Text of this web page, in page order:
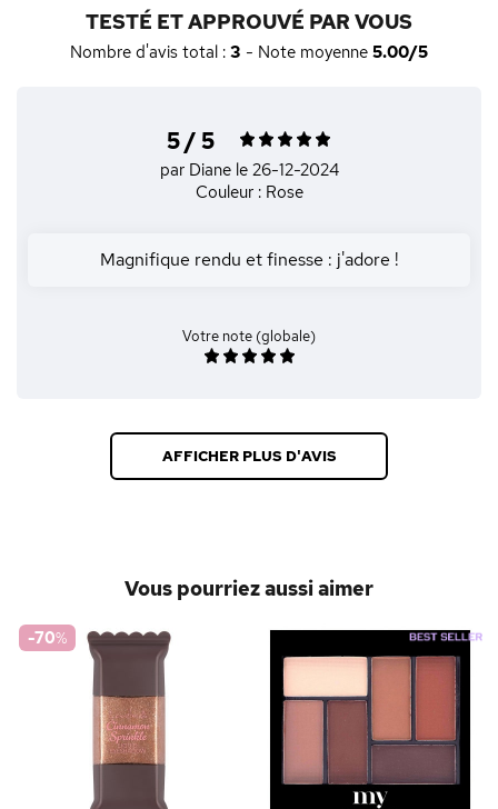
TESTÉ ET APPROUVÉ PAR VOUS
Nombre d'avis total : 3 - Note moyenne 5.00/5
5 / 5
par Diane le 26-12-2024
Couleur : Rose
Magnifique rendu et finesse : j'adore !
Votre note (globale)
AFFICHER PLUS D'AVIS
Vous pourriez aussi aimer
-70%